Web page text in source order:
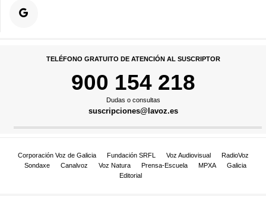
TELÉFONO GRATUITO DE ATENCIÓN AL SUSCRIPTOR
900 154 218
Dudas o consultas
suscripciones@lavoz.es
Corporación Voz de Galicia Fundación SRFL Voz Audiovisual
RadioVoz
Sondaxe
Canalvoz Voz Natura Prensa-Escuela MPXA
Galicia
Editorial